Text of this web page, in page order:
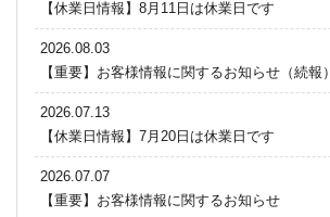
【休業日情報】8月11日は休業日です
2026.08.03
【重要】お客様情報に関するお知らせ（続報）
2026.07.13
【休業日情報】7月20日は休業日です
2026.07.07
【重要】お客様情報に関するお知らせ